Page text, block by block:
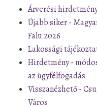
Árverési
Újabb siker -
Falu 2026
Lakossági
Hirdetmény -
az ügyfélfogadás
Visszanézhető -
Város